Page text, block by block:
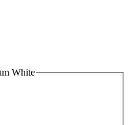
White